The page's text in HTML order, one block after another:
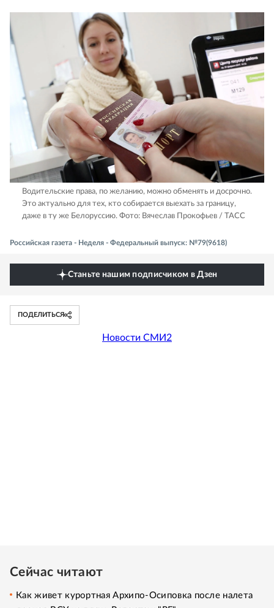
Водительские права, по желанию, можно обменять и досрочно.
Это актуально для тех, кто собирается выехать за границу,
даже в ту же Белоруссию. Фото: Вячеслав Прокофьев / ТАСС
Российская газета - Неделя - Федеральный выпуск: №79(9618)
Станьте нашим подписчиком в Дзен
ПОДЕЛИТЬСЯ
Новости СМИ2
Сейчас читают
Как живет курортная Архипо-Осиповка после налета